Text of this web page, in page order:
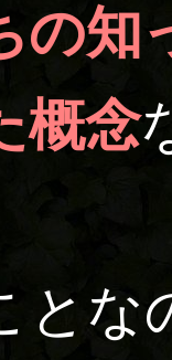
の知
概念
な